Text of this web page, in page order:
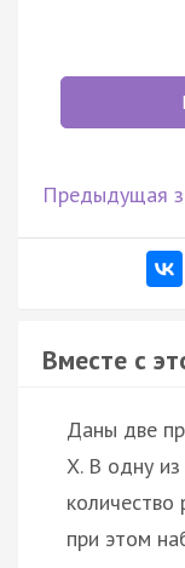
Предыдущая
Вместе с
Даны две
X. В одну
количество
при этом